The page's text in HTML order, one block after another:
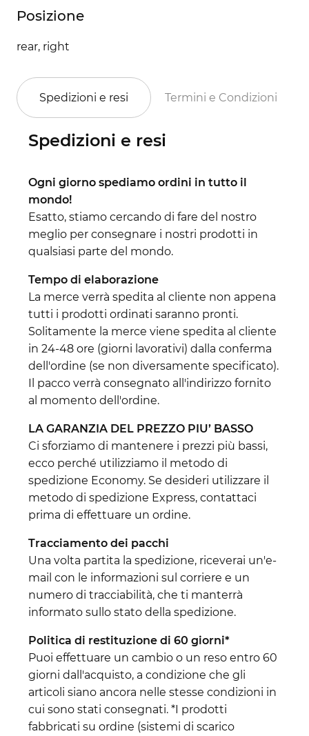
Posizione
rear, right
Spedizioni e resi Termini e Condizioni
Spedizioni e resi
Ogni giorno spediamo ordini in tutto il
mondo!
Esatto, stiamo cercando di fare del nostro
meglio per consegnare i nostri prodotti in
qualsiasi parte del mondo.
Tempo di elaborazione
La merce verrà spedita al cliente non appena
tutti i prodotti ordinati saranno pronti.
Solitamente la merce viene spedita al cliente
in 24-48 ore (giorni lavorativi) dalla conferma
dell'ordine (se non diversamente specificato).
Il pacco verrà consegnato all'indirizzo fornito
al momento dell'ordine.
LA GARANZIA DEL PREZZO PIU’ BASSO
Ci sforziamo di mantenere i prezzi più bassi,
ecco perché utilizziamo il metodo di
spedizione Economy. Se desideri utilizzare il
metodo di spedizione Express, contattaci
prima di effettuare un ordine.
Tracciamento dei pacchi
Una volta partita la spedizione, riceverai un'e-
mail con le informazioni sul corriere e un
numero di tracciabilità, che ti manterrà
informato sullo stato della spedizione.
Politica di restituzione di 60 giorni*
Puoi effettuare un cambio o un reso entro 60
giorni dall'acquisto, a condizione che gli
articoli siano ancora nelle stesse condizioni in
cui sono stati consegnati. *I prodotti
fabbricati su ordine (sistemi di scarico